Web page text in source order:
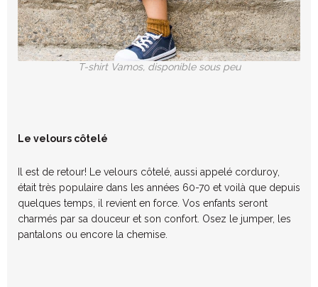
T-shirt Vamos, disponible sous peu
Le velours côtelé
Il est de retour! Le velours côtelé, aussi appelé corduroy,
était très populaire dans les années 60-70 et voilà que depuis
quelques temps, il revient en force. Vos enfants seront
charmés par sa douceur et son confort. Osez le jumper, les
pantalons ou encore la chemise.